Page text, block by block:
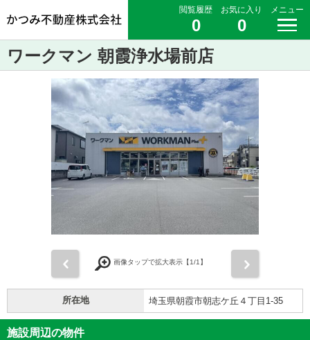
閲覧履歴
0
お気に入り
0
メニュー
ワークマン 朝霞浄水場前店
画像タップで拡大表示【1/1】
所在地 埼玉県朝霞市朝志ケ丘４丁目1-35
施設周辺の物件